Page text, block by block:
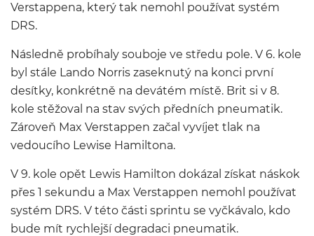
Verstappena, který tak nemohl používat systém
DRS.
Následně probíhaly souboje ve středu pole. V 6. kole
byl stále Lando Norris zaseknutý na konci první
desítky, konkrétně na devátém místě. Brit si v 8.
kole stěžoval na stav svých předních pneumatik.
Zároveň Max Verstappen začal vyvíjet tlak na
vedoucího Lewise Hamiltona.
V 9. kole opět Lewis Hamilton dokázal získat náskok
přes 1 sekundu a Max Verstappen nemohl používat
systém DRS. V této části sprintu se vyčkávalo, kdo
bude mít rychlejší degradaci pneumatik.